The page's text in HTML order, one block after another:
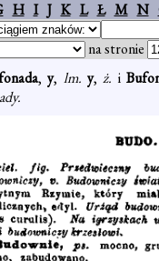
H I J K L Ł M N
na stronie
,y, lm. y, ż. i